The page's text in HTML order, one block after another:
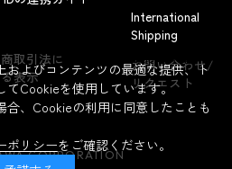
よくあるお問い合わせ
取引法に
表示
International
Shipping
お問い合わせ/
リクエスト
CORPORATION
およびコンテンツの最適な提供、ト
てCookieを使用しています。
、Cookieの利用に同意したことも
ポリシーをご確認ください。